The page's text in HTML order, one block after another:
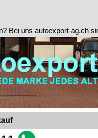
Bei uns autoexport-ag.ch